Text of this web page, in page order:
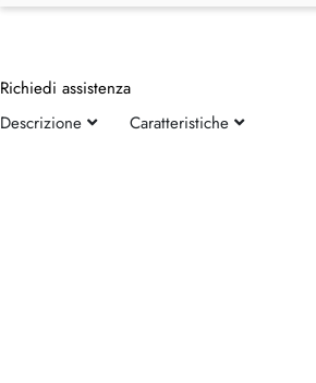
Richiedi assistenza
Descrizione
Caratteristiche